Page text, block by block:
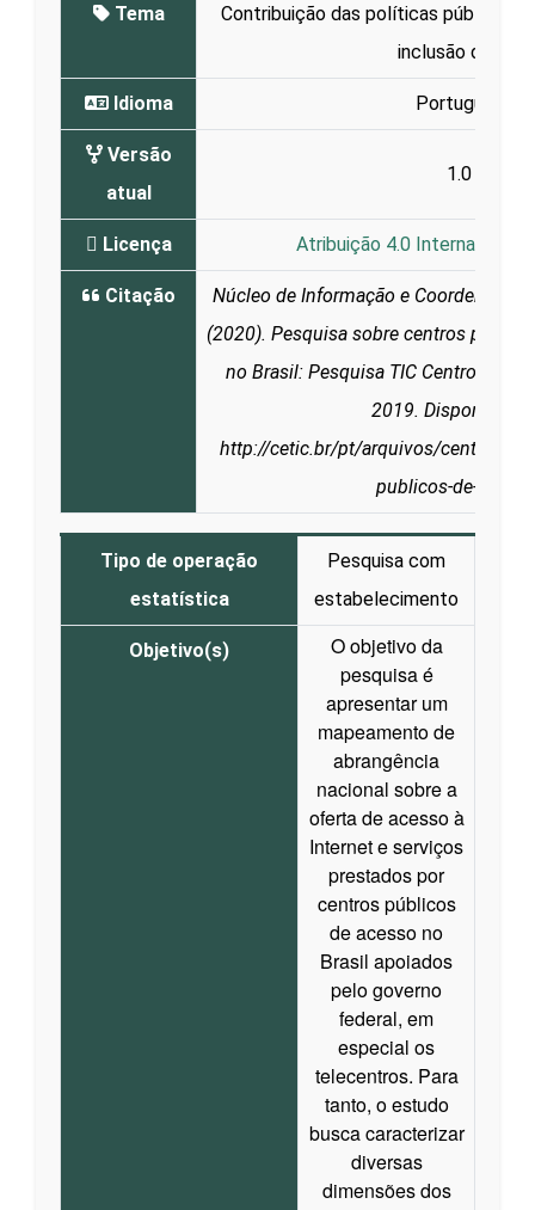
Tema
Contribuição das políticas públicas
inclusão digital
Idioma Português
Versão
atual
1.0
Licença Atribuição 4.0 Internacional
Citação
Núcleo de Informação e Coordenação
(2020). Pesquisa sobre centros
no Brasil: Pesquisa TIC Centros
2019. Disponível
http://cetic.br/pt/arquivos/
publicos-de-
Tipo de operação
estatística
Pesquisa com
estabelecimento
Objetivo(s)
O objetivo da
pesquisa é
apresentar um
mapeamento de
abrangência
nacional sobre a
oferta de acesso à
Internet e serviços
prestados por
centros públicos
de acesso no
Brasil apoiados
pelo governo
federal, em
especial os
telecentros. Para
tanto, o estudo
busca caracterizar
diversas
dimensões dos